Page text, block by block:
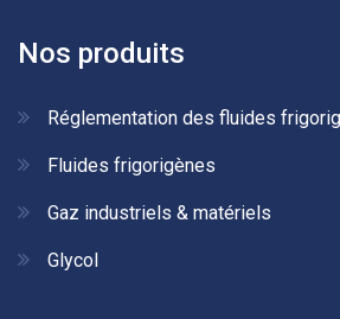
Nos produits
Réglementation des fluides
Fluides frigorigènes
Gaz industriels & matériels
Glycol